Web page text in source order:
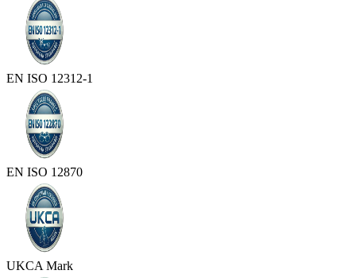
EN ISO 12312-1
EN ISO 12870
UKCA Mark